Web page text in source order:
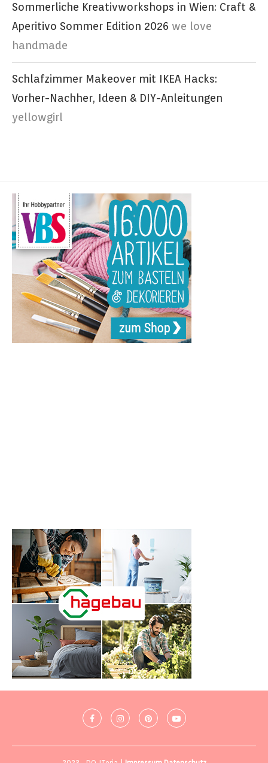
Sommerliche Kreativworkshops in Wien: Craft &
Aperitivo Sommer Edition 2026 we love
handmade
Schlafzimmer Makeover mit IKEA Hacks:
Vorher-Nachher, Ideen & DIY-Anleitungen
yellowgirl